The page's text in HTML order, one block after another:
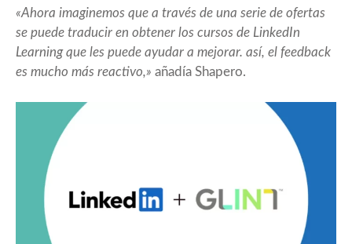
«Ahora imaginemos que a través de una serie de ofertas
se puede traducir en obtener los cursos de LinkedIn
Learning que les puede ayudar a mejorar. así, el feedback
es mucho más reactivo,» añadía Shapero.